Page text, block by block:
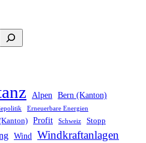
Alpen Bern (Kanton)
Erneuerbare Energien
Profit Schweiz Stopp
Wind Windkraftanlagen